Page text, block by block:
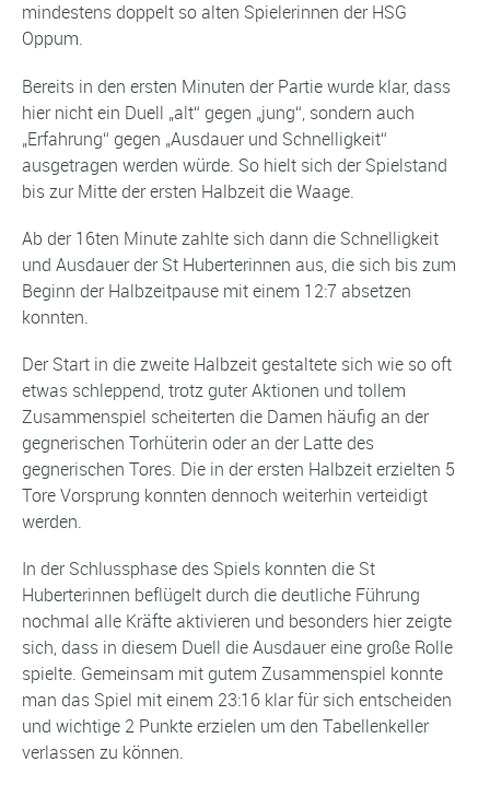
mindestens doppelt so alten Spielerinnen der HSG
Oppum.
Bereits in den ersten Minuten der Partie wurde klar, dass
hier nicht ein Duell „alt“ gegen „jung“, sondern auch
„Erfahrung“ gegen „Ausdauer und Schnelligkeit“
ausgetragen werden würde. So hielt sich der Spielstand
bis zur Mitte der ersten Halbzeit die Waage.
Ab der 16ten Minute zahlte sich dann die Schnelligkeit
und Ausdauer der St Huberterinnen aus, die sich bis zum
Beginn der Halbzeitpause mit einem 12:7 absetzen
konnten.
Der Start in die zweite Halbzeit gestaltete sich wie so oft
etwas schleppend, trotz guter Aktionen und tollem
Zusammenspiel scheiterten die Damen häufig an der
gegnerischen Torhüterin oder an der Latte des
gegnerischen Tores. Die in der ersten Halbzeit erzielten 5
Tore Vorsprung konnten dennoch weiterhin verteidigt
werden.
In der Schlussphase des Spiels konnten die St
Huberterinnen beflügelt durch die deutliche Führung
nochmal alle Kräfte aktivieren und besonders hier zeigte
sich, dass in diesem Duell die Ausdauer eine große Rolle
spielte. Gemeinsam mit gutem Zusammenspiel konnte
man das Spiel mit einem 23:16 klar für sich entscheiden
und wichtige 2 Punkte erzielen um den Tabellenkeller
verlassen zu können.